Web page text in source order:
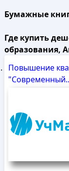
Бумажные
Где купить
образования,
Повышение